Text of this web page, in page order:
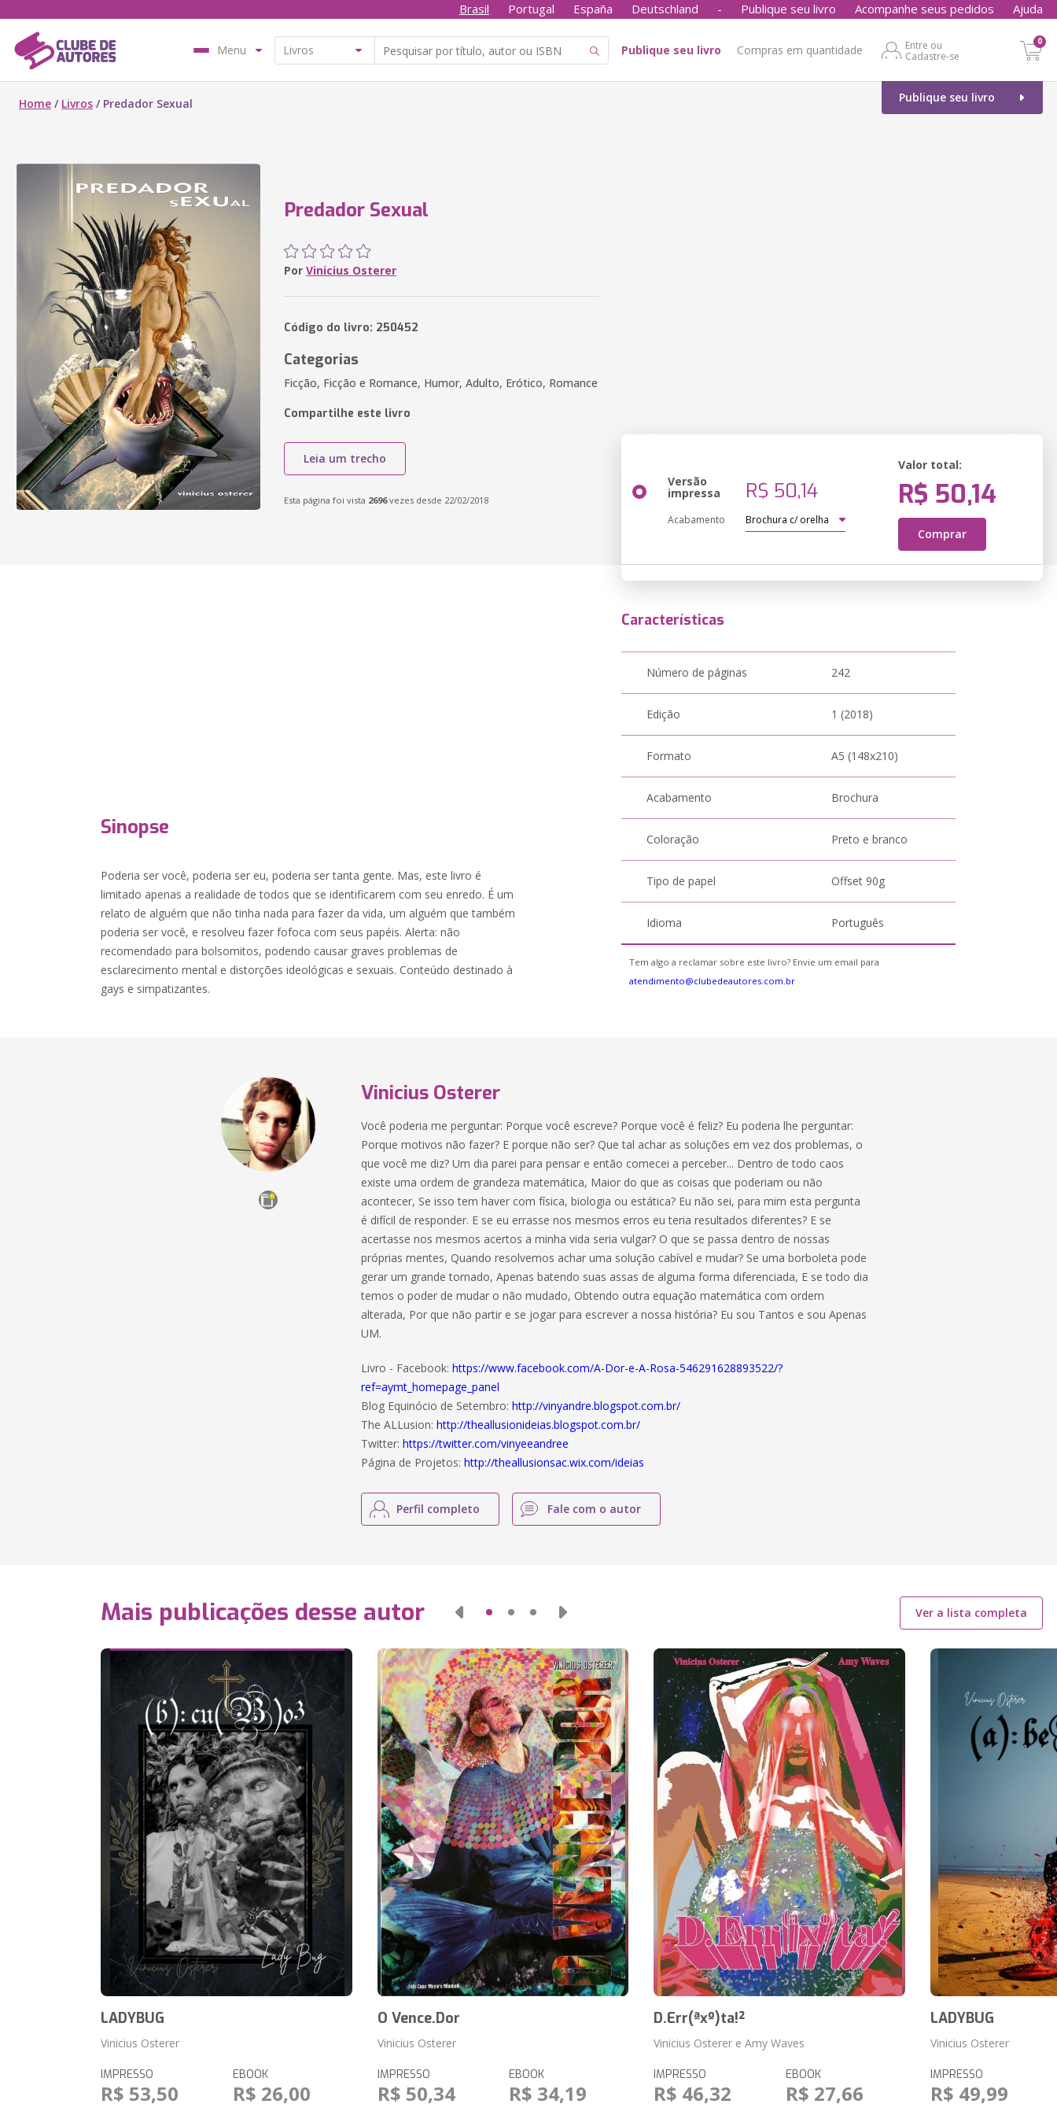
Brasil Portugal España Deutschland - Publique seu livro Acompanhe seus pedidos Ajuda
Menu Publique seu livro Compras em quantidade
Entre ou
Cadastre-se
0
Publique seu livro
Home / Livros / Predador Sexual
Predador Sexual
Por Vinicius Osterer
Código do livro: 250452
Categorias
Ficção, Ficção e Romance, Humor, Adulto, Erótico, Romance
Compartilhe este livro
Leia um trecho
Esta página foi vista 2696vezes desde 22/02/2018
Versão
impressa R$ 50,14
Acabamento
Valor total:
R$ 50,14
Comprar
Sinopse
Poderia ser você, poderia ser eu, poderia ser tanta gente. Mas, este livro é
limitado apenas a realidade de todos que se identificarem com seu enredo. É um
relato de alguém que não tinha nada para fazer da vida, um alguém que também
poderia ser você, e resolveu fazer fofoca com seus papéis. Alerta: não
recomendado para bolsomitos, podendo causar graves problemas de
esclarecimento mental e distorções ideológicas e sexuais. Conteúdo destinado à
gays e simpatizantes.
Características
Número de páginas 242
Edição 1 (2018)
Formato A5 (148x210)
Acabamento Brochura
Coloração Preto e branco
Tipo de papel Offset 90g
Idioma Português
Tem algo a reclamar sobre este livro? Envie um email para
atendimento@clubedeautores.com.br
Vinicius Osterer
Você poderia me perguntar: Porque você escreve? Porque você é feliz? Eu poderia lhe perguntar:
Porque motivos não fazer? E porque não ser? Que tal achar as soluções em vez dos problemas, o
que você me diz? Um dia parei para pensar e então comecei a perceber... Dentro de todo caos
existe uma ordem de grandeza matemática, Maior do que as coisas que poderiam ou não
acontecer, Se isso tem haver com física, biologia ou estática? Eu não sei, para mim esta pergunta
é difícil de responder. E se eu errasse nos mesmos erros eu teria resultados diferentes? E se
acertasse nos mesmos acertos a minha vida seria vulgar? O que se passa dentro de nossas
próprias mentes, Quando resolvemos achar uma solução cabível e mudar? Se uma borboleta pode
gerar um grande tornado, Apenas batendo suas assas de alguma forma diferenciada, E se todo dia
temos o poder de mudar o não mudado, Obtendo outra equação matemática com ordem
alterada, Por que não partir e se jogar para escrever a nossa história? Eu sou Tantos e sou Apenas
UM.
Livro - Facebook:https://www.facebook.com/A-Dor-e-A-Rosa-546291628893522/?
ref=aymt_homepage_panel
Blog Equinócio de Setembro:http://vinyandre.blogspot.com.br/
The ALLusion:http://theallusionideias.blogspot.com.br/
Twitter:https://twitter.com/vinyeeandree
Página de Projetos:http://theallusionsac.wix.com/ideias
Perfil completo Fale com o autor
Mais publicações desse autor Ver a lista completa
LADYBUG
Vinicius Osterer
IMPRESSO
R$ 53,50
EBOOK
R$ 26,00
O Vence.Dor
Vinicius Osterer
IMPRESSO
R$ 50,34
EBOOK
R$ 34,19
D.Err(ªxº)ta!²
Vinicius Osterer e Amy Waves
IMPRESSO
R$ 46,32
EBOOK
R$ 27,66
LADYBUG
Vinicius Osterer
IMPRESSO
R$ 49,99